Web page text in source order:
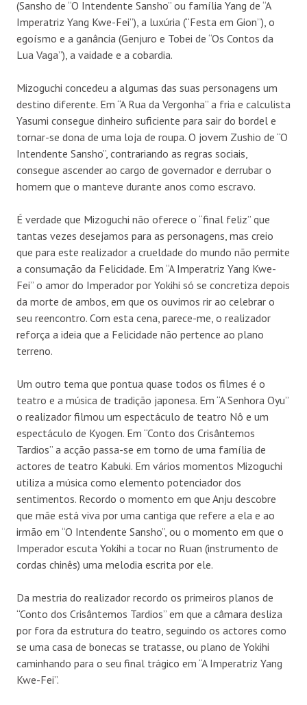
(Sansho de “O Intendente Sansho” ou família Yang de “A
Imperatriz Yang Kwe-Fei”), a luxúria (“Festa em Gion”), o
egoísmo e a ganância (Genjuro e Tobei de “Os Contos da
Lua Vaga”), a vaidade e a cobardia.
Mizoguchi concedeu a algumas das suas personagens um
destino diferente. Em “A Rua da Vergonha” a fria e calculista
Yasumi consegue dinheiro suficiente para sair do bordel e
tornar-se dona de uma loja de roupa. O jovem Zushio de “O
Intendente Sansho”, contrariando as regras sociais,
consegue ascender ao cargo de governador e derrubar o
homem que o manteve durante anos como escravo.
É verdade que Mizoguchi não oferece o “final feliz” que
tantas vezes desejamos para as personagens, mas creio
que para este realizador a crueldade do mundo não permite
a consumação da Felicidade. Em “A Imperatriz Yang Kwe-
Fei” o amor do Imperador por Yokihi só se concretiza depois
da morte de ambos, em que os ouvimos rir ao celebrar o
seu reencontro. Com esta cena, parece-me, o realizador
reforça a ideia que a Felicidade não pertence ao plano
terreno.
Um outro tema que pontua quase todos os filmes é o
teatro e a música de tradição japonesa. Em “A Senhora Oyu”
o realizador filmou um espectáculo de teatro Nô e um
espectáculo de Kyogen. Em “Conto dos Crisântemos
Tardios” a acção passa-se em torno de uma família de
actores de teatro Kabuki. Em vários momentos Mizoguchi
utiliza a música como elemento potenciador dos
sentimentos. Recordo o momento em que Anju descobre
que mãe está viva por uma cantiga que refere a ela e ao
irmão em “O Intendente Sansho”, ou o momento em que o
Imperador escuta Yokihi a tocar no Ruan (instrumento de
cordas chinês) uma melodia escrita por ele.
Da mestria do realizador recordo os primeiros planos de
“Conto dos Crisântemos Tardios” em que a câmara desliza
por fora da estrutura do teatro, seguindo os actores como
se uma casa de bonecas se tratasse, ou plano de Yokihi
caminhando para o seu final trágico em “A Imperatriz Yang
Kwe-Fei”.